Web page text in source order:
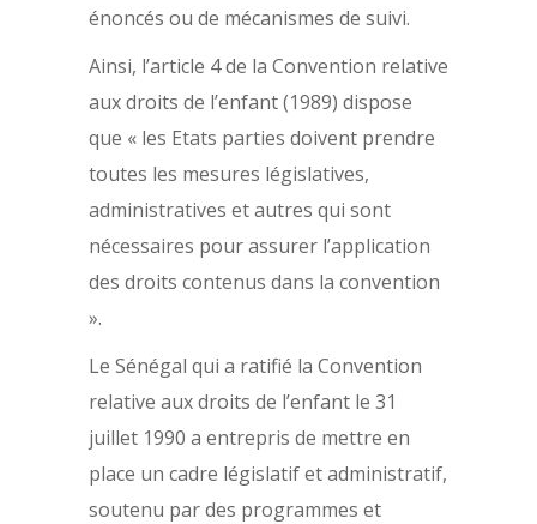
énoncés ou de mécanismes de suivi.
Ainsi, l’article 4 de la Convention relative
aux droits de l’enfant (1989) dispose
que « les Etats parties doivent prendre
toutes les mesures législatives,
administratives et autres qui sont
nécessaires pour assurer l’application
des droits contenus dans la convention
».
Le Sénégal qui a ratifié la Convention
relative aux droits de l’enfant le 31
juillet 1990 a entrepris de mettre en
place un cadre législatif et administratif,
soutenu par des programmes et